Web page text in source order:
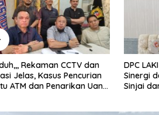
LAKI Jeneponto Perkuat
dengan Wakapolres
dan Berikan
Polres